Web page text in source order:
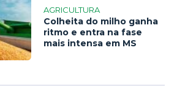
AGRICULTURA
Colheita do milho ganha
ritmo e entra na fase
mais intensa em MS